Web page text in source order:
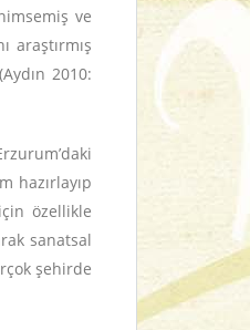
ve
araştırmış
2010:
hazırlayıp
özellikle
sanatsal
şehirde